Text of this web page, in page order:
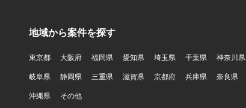
地域から案件を探す
東京都 大阪府 福岡県 愛知県 埼玉県 千葉県 神奈川県
岐阜県
静岡県 三重県 滋賀県 京都府 兵庫県 奈良県
沖縄県
その他